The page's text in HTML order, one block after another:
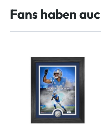
Fans haben